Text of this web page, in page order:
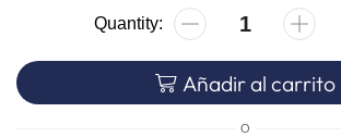
Añadir al carrito
O